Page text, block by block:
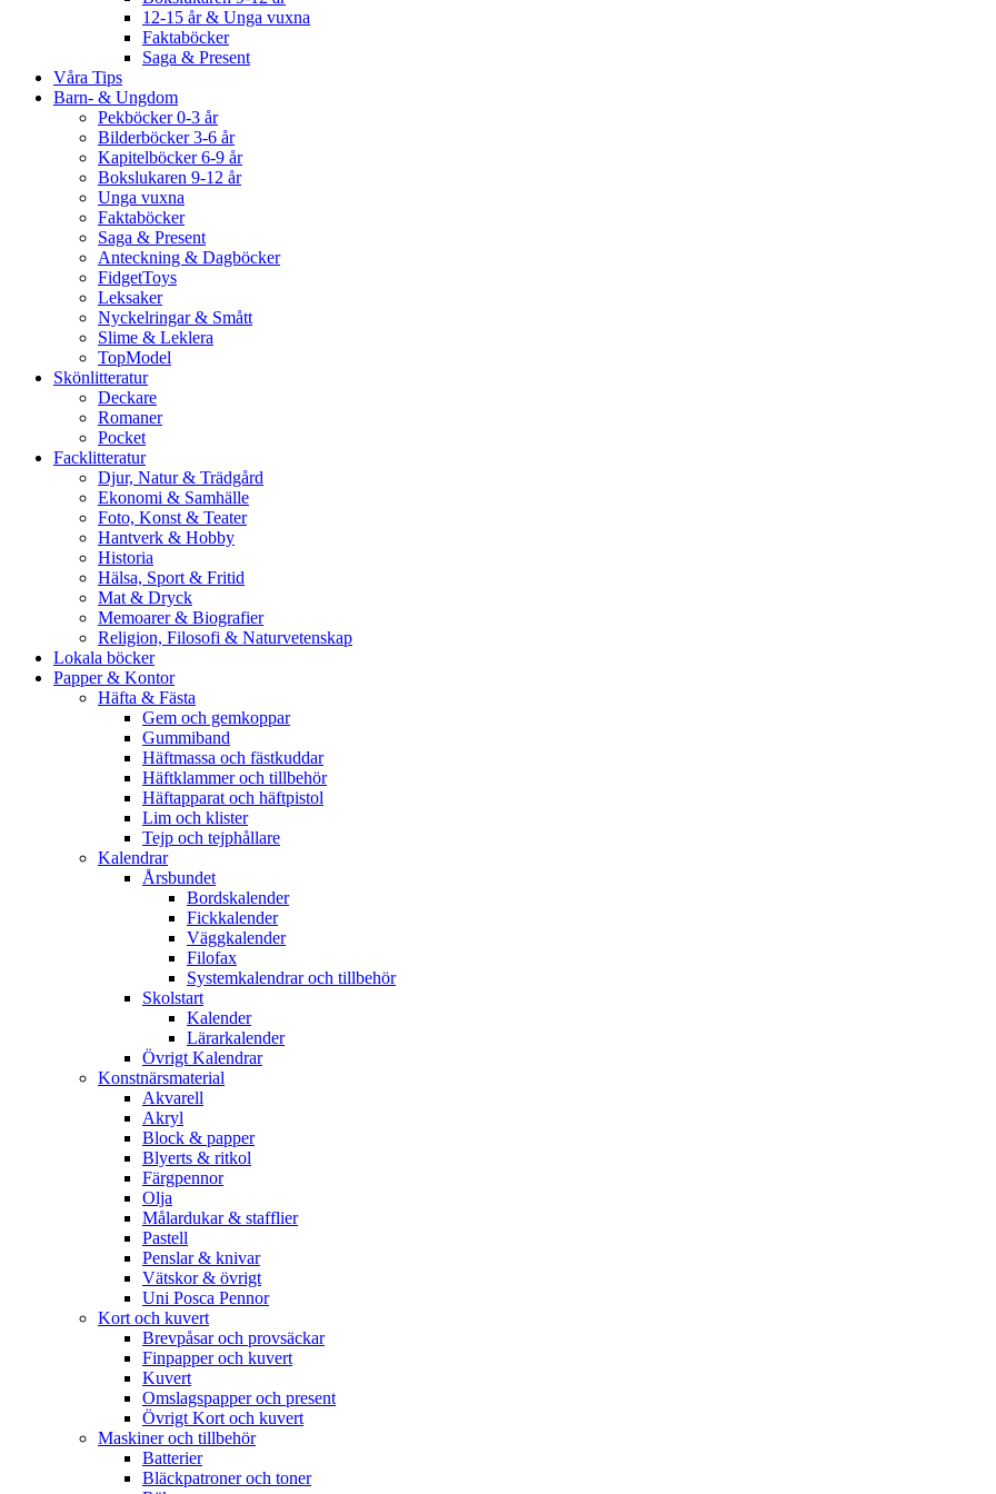
12-15 år & Unga vuxna
Faktaböcker
Saga & Present
Våra Tips
Barn- & Ungdom
Pekböcker 0-3 år
Bilderböcker 3-6 år
Kapitelböcker 6-9 år
Bokslukaren 9-12 år
Unga vuxna
Faktaböcker
Saga & Present
Anteckning & Dagböcker
FidgetToys
Leksaker
Nyckelringar & Smått
Slime & Leklera
TopModel
Skönlitteratur
Deckare
Romaner
Pocket
Facklitteratur
Djur, Natur & Trädgård
Ekonomi & Samhälle
Foto, Konst & Teater
Hantverk & Hobby
Historia
Hälsa, Sport & Fritid
Mat & Dryck
Memoarer & Biografier
Religion, Filosofi & Naturvetenskap
Lokala böcker
Papper & Kontor
Häfta & Fästa
Gem och gemkoppar
Gummiband
Häftmassa och fästkuddar
Häftklammer och tillbehör
Häftapparat och häftpistol
Lim och klister
Tejp och tejphållare
Kalendrar
Årsbundet
Bordskalender
Fickkalender
Väggkalender
Filofax
Systemkalendrar och tillbehör
Skolstart
Kalender
Lärarkalender
Övrigt Kalendrar
Konstnärsmaterial
Akvarell
Akryl
Block & papper
Blyerts & ritkol
Färgpennor
Olja
Målardukar & stafflier
Pastell
Penslar & knivar
Vätskor & övrigt
Uni Posca Pennor
Kort och kuvert
Brevpåsar och provsäckar
Finpapper och kuvert
Kuvert
Omslagspapper och present
Övrigt Kort och kuvert
Maskiner och tillbehör
Batterier
Bläckpatroner och toner